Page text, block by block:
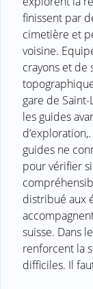
finissent par
cimetière et
voisine.
crayons et de
gare de
les guides
guides ne
pour vérifier
distribué aux
suisse. Dans
renforcent la
difficiles. Il